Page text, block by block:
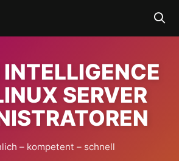
SERVER
– kompetent – schnell